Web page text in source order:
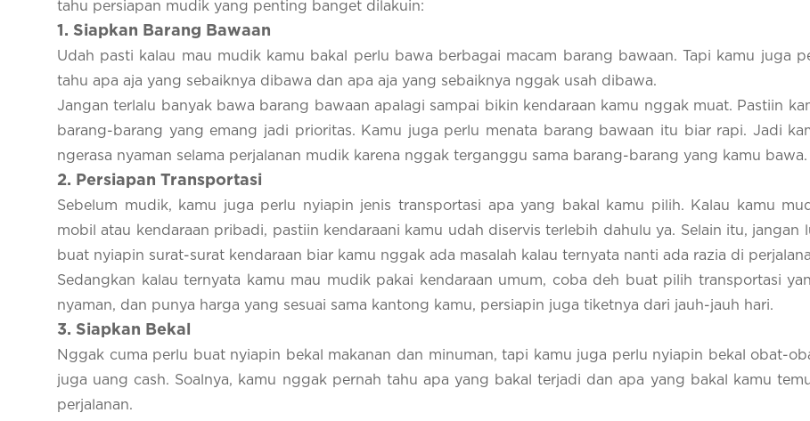
tahu persiapan mudik yang penting banget dilakuin:
1 . Siapkan Barang Bawaan
Udah pasti kalau mau mudik kamu bakal perlu bawa berbagai macam barang bawaan. Tapi kamu juga
tahu apa aja yang sebaiknya dibawa dan apa aja yang sebaiknya nggak usah dibawa.
Jangan terlalu banyak bawa barang bawaan apalagi sampai bikin kendaraan kamu nggak muat. Pastiin
barang-barang yang emang jadi prioritas. Kamu juga perlu menata barang bawaan itu biar rapi. Jadi
ngerasa nyaman selama perjalanan mudik karena nggak terganggu sama barang-barang yang kamu bawa.
2. Persiapan Transportasi
Sebelum mudik, kamu juga perlu nyiapin jenis transportasi apa yang bakal kamu pilih. Kalau kamu
mobil atau kendaraan pribadi, pastiin kendaraani kamu udah diservis terlebih dahulu ya. Selain itu, jangan
buat nyiapin surat-surat kendaraan biar kamu nggak ada masalah kalau ternyata nanti ada razia di
Sedangkan kalau ternyata kamu mau mudik pakai kendaraan umum, coba deh buat pilih transportasi
nyaman, dan punya harga yang sesuai sama kantong kamu, persiapin juga tiketnya dari jauh-jauh hari.
3. Siapkan Bekal
Nggak cuma perlu buat nyiapin bekal makanan dan minuman, tapi kamu juga perlu nyiapin bekal obat-
juga uang cash. Soalnya, kamu nggak pernah tahu apa yang bakal terjadi dan apa yang bakal kamu
perjalanan.